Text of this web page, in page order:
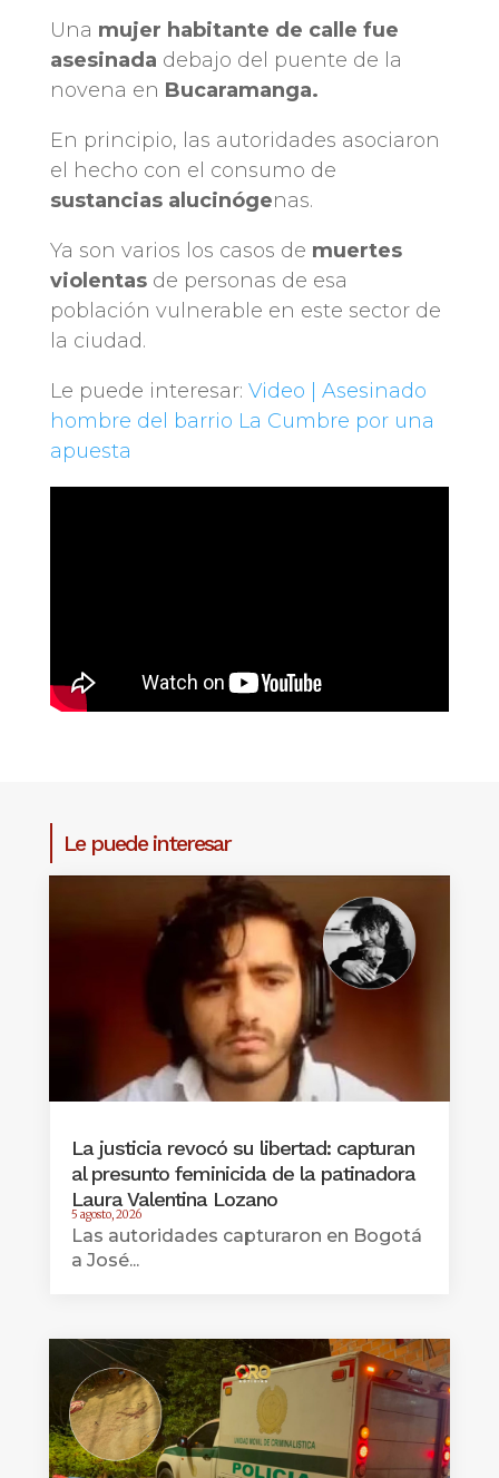
Una mujer habitante de calle fue
asesinada debajo del puente de la
novena en Bucaramanga.
En principio, las autoridades asociaron
el hecho con el consumo de
sustancias alucinógenas.
Ya son varios los casos de muertes
violentasde personas de esa
población vulnerable en este sector de
la ciudad.
Le puede interesar: Video | Asesinado
hombre del barrio La Cumbre por una
apuesta
Le puede interesar
La justicia revocó su libertad: capturan
al presunto feminicida de la patinadora
Laura Valentina Lozano
5 agosto, 2026
Las autoridades capturaron en Bogotá
a José...